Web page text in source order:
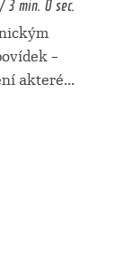
–
akteré...